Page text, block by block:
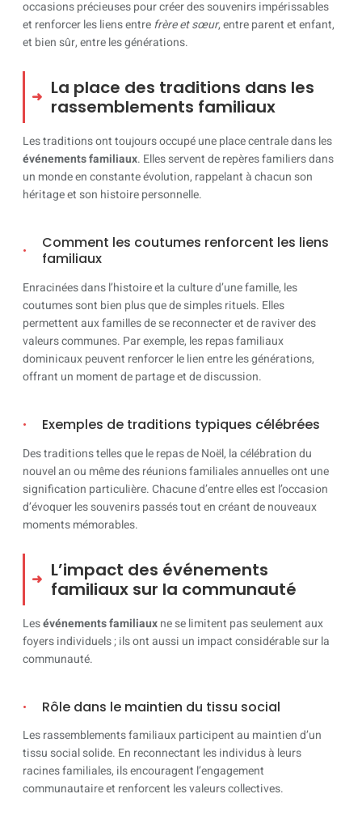
occasions précieuses pour créer des souvenirs impérissables
et renforcer les liens entrefrère et sœur, entre parent et enfant,
et bien sûr, entre les générations.
La place des traditions dans les
rassemblements familiaux
Les traditions ont toujours occupé une place centrale dans les
événements familiaux. Elles servent de repères familiers dans
un monde en constante évolution, rappelant à chacun son
héritage et son histoire personnelle.
Comment les coutumes renforcent les liens
familiaux
Enracinées dans l’histoire et la culture d’une famille, les
coutumes sont bien plus que de simples rituels. Elles
permettent aux familles de se reconnecter et de raviver des
valeurs communes. Par exemple, les repas familiaux
dominicaux peuvent renforcer le lien entre les générations,
offrant un moment de partage et de discussion.
Exemples de traditions typiques célébrées
Des traditions telles que le repas de Noël, la célébration du
nouvel an ou même des réunions familiales annuelles ont une
signification particulière. Chacune d’entre elles est l’occasion
d’évoquer les souvenirs passés tout en créant de nouveaux
moments mémorables.
L’impact des événements
familiaux sur la communauté
Lesévénements familiauxne se limitent pas seulement aux
foyers individuels ; ils ont aussi un impact considérable sur la
communauté.
Rôle dans le maintien du tissu social
Les rassemblements familiaux participent au maintien d’un
tissu social solide. En reconnectant les individus à leurs
racines familiales, ils encouragent l’engagement
communautaire et renforcent les valeurs collectives.